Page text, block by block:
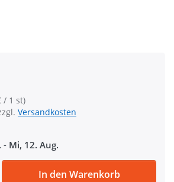
/ 1 st)
Versandkosten
- Mi, 12. Aug.
Bolzenkarabiner aus Zinkdruckguss - für
In den Warenkorb